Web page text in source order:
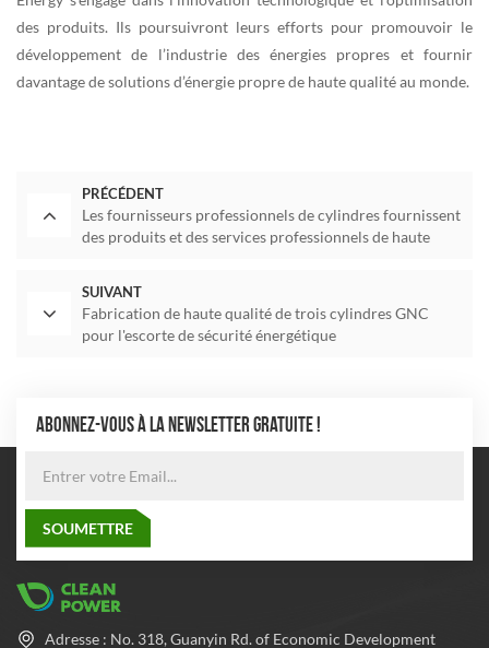
des produits. Ils poursuivront leurs efforts pour promouvoir le
développement de l’industrie des énergies propres et fournir
davantage de solutions d’énergie propre de haute qualité au monde.
PRÉCÉDENT
Les fournisseurs professionnels de cylindres fournissent
des produits et des services professionnels de haute
SUIVANT
Fabrication de haute qualité de trois cylindres GNC
pour l'escorte de sécurité énergétique
ABONNEZ-VOUS À LA NEWSLETTER GRATUITE !
Adresse : No. 318, Guanyin Rd. of Economic Development